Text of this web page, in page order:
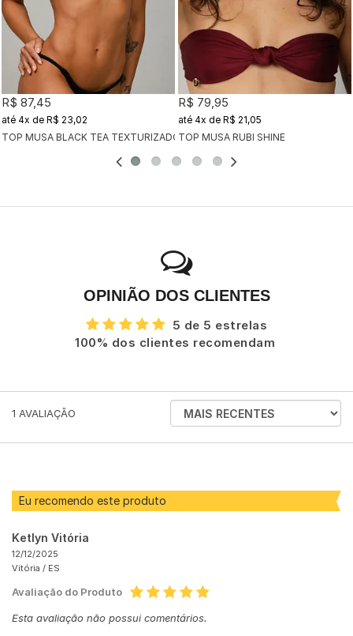
TOP MUSA BLACK TEA TEXTURIZADO
R$ 87,45
4x de R$ 23,02
TOP MUSA RUBI SHINE
R$ 79,95
4x de R$ 21,05
OPINIÃO DOS CLIENTES
5 de 5 estrelas
100% dos clientes recomendam
1 AVALIAÇÃO
ORDENAR
AVALIAÇÕES
Eu recomendo este produto
Ketlyn Vitória
12/12/2025
Vitória / ES
Avaliação do Produto
Esta avaliação não possui comentários.